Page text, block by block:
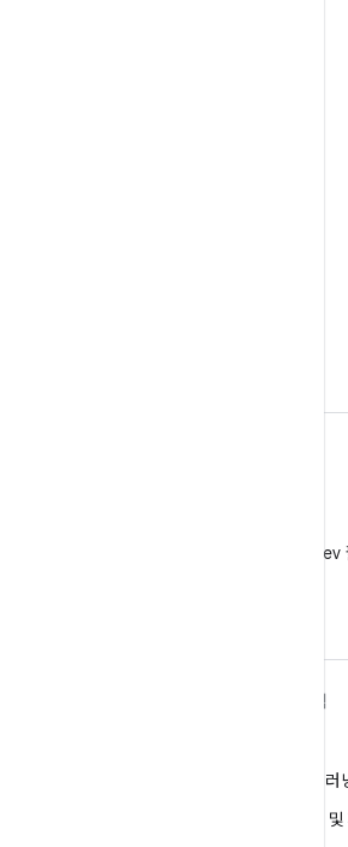
X에서 @AndroidDev
탐색
머신러
건강